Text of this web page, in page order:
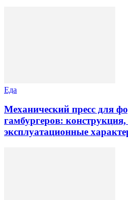
Еда
Механический пресс для
гамбургеров:
эксплуатационные